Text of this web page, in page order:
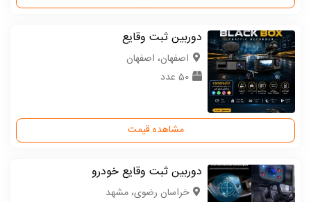
دوربین ثبت وقایع
اصفهان، اصفهان
50 عدد
مشاهده قیمت
دوربین ثبت وقایع خودرو
خراسان رضوی، مشهد